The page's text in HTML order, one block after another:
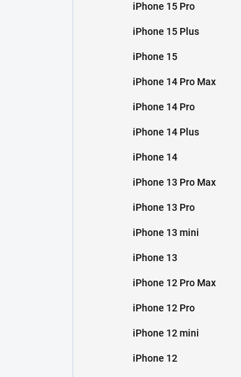
iPhone 15 Pro
iPhone 15 Plus
iPhone 15
iPhone 14 Pro Max
iPhone 14 Pro
iPhone 14 Plus
iPhone 14
iPhone 13 Pro Max
iPhone 13 Pro
iPhone 13 mini
iPhone 13
iPhone 12 Pro Max
iPhone 12 Pro
iPhone 12 mini
iPhone 12